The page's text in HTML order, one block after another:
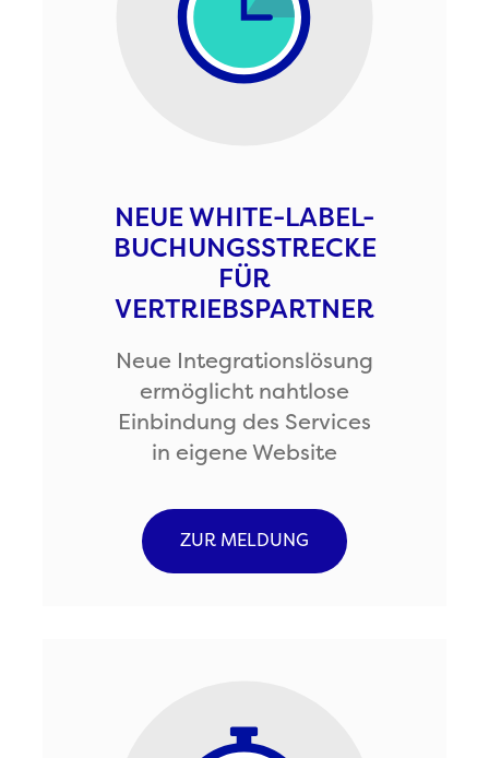
NEUE WHITE-LABEL-
BUCHUNGSSTRECKE
FÜR
VERTRIEBSPARTNER
Neue Integrationslösung
ermöglicht nahtlose
Einbindung des Services
in eigene Website
ZUR MELDUNG